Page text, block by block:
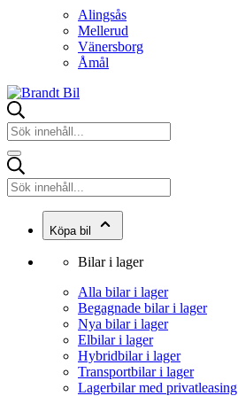
Alingsås
Mellerud
Vänersborg
Åmål
Köpa bil
Bilar i lager
Alla bilar i lager
Begagnade bilar i lager
Nya bilar i lager
Elbilar i lager
Hybridbilar i lager
Transportbilar i lager
Lagerbilar med privatleasing